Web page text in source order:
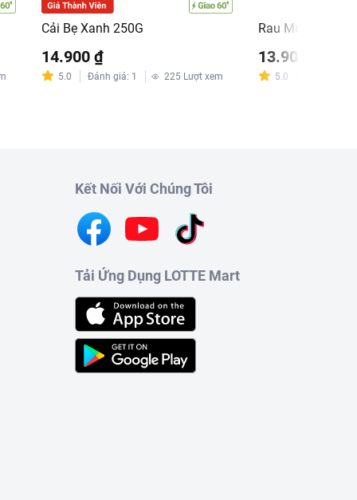
Cải Bẹ Xanh 250G
14.900 ₫
5.0 Đánh giá: 1 225 Lượt xem
Rau Muống 250G
13.900 ₫
5.0
Kết Nối Với Chúng Tôi
Tải Ứng Dụng LOTTE Mart